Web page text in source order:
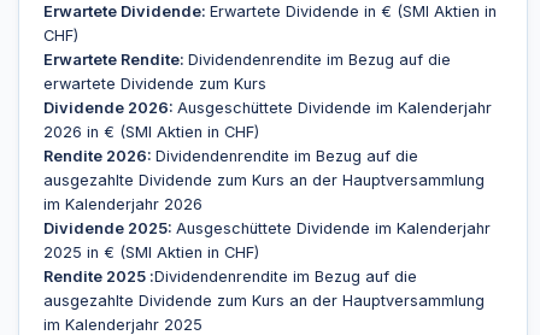
Erwartete Dividende: Erwartete Dividende in € (SMI Aktien in
CHF)
Erwartete Rendite: Dividendenrendite im Bezug auf die
erwartete Dividende zum Kurs
Dividende 2026: Ausgeschüttete Dividende im Kalenderjahr
2026 in € (SMI Aktien in CHF)
Rendite 2026: Dividendenrendite im Bezug auf die
ausgezahlte Dividende zum Kurs an der Hauptversammlung
im Kalenderjahr 2026
Dividende 2025: Ausgeschüttete Dividende im Kalenderjahr
2025 in € (SMI Aktien in CHF)
Rendite 2025 :Dividendenrendite im Bezug auf die
ausgezahlte Dividende zum Kurs an der Hauptversammlung
im Kalenderjahr 2025